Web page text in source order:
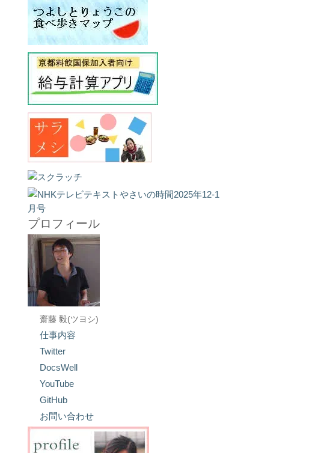
プロフィール
齋藤 毅(ツヨシ)
仕事内容
Twitter
DocsWell
YouTube
GitHub
お問い合わせ